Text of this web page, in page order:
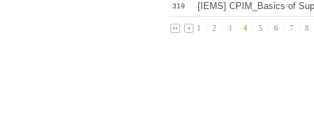
319 [IEMS] CPIM_Basics of
1 2 3 4 5 6 7 8